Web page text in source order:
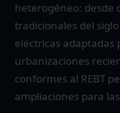
heterogéneo: desde
tradicionales del
eléctricas
urbanizaciones
conformes al REBT
ampliaciones para